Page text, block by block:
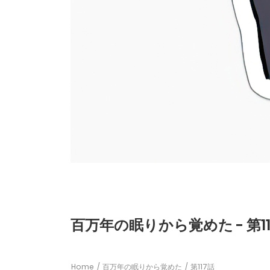
百万年の眠りから覚めた - 第
Home 百万年の眠りから覚めた 第117話